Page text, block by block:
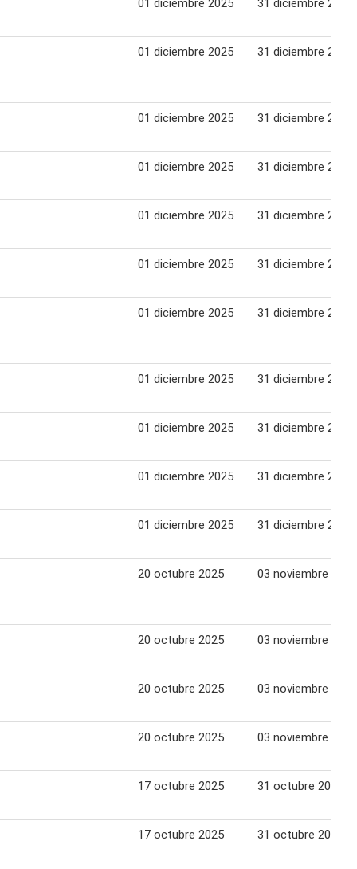
01 diciembre 2025 31 diciembre 2025
01 diciembre 2025 31 diciembre 2025
01 diciembre 2025 31 diciembre 2025
01 diciembre 2025 31 diciembre 2025
01 diciembre 2025 31 diciembre 2025
01 diciembre 2025 31 diciembre 2025
01 diciembre 2025 31 diciembre 2025
01 diciembre 2025 31 diciembre 2025
01 diciembre 2025 31 diciembre 2025
01 diciembre 2025 31 diciembre 2025
20 octubre 2025 03 noviembre 2025
20 octubre 2025 03 noviembre 2025
20 octubre 2025 03 noviembre 2025
20 octubre 2025 03 noviembre 2025
17 octubre 2025 31 octubre 2025
17 octubre 2025 31 octubre 2025